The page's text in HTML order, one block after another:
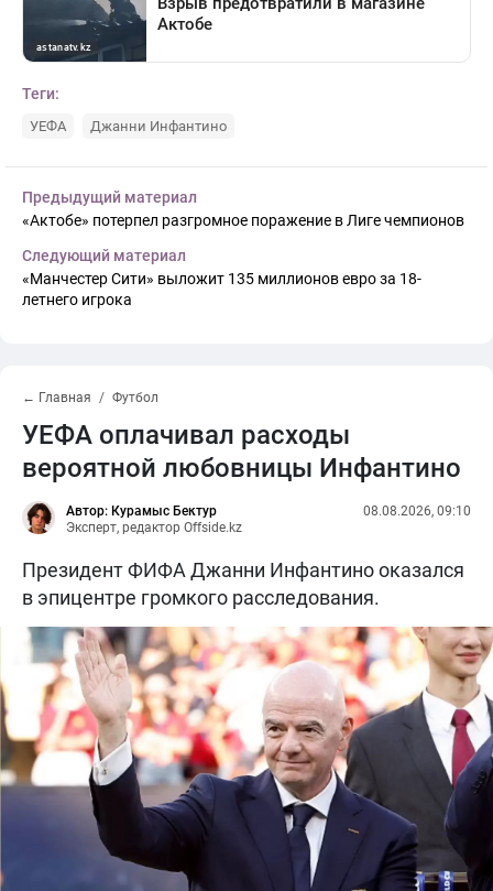
Теги:
УЕФА Джанни Инфантино
Предыдущий материал
«Актобе» потерпел разгромное поражение в Лиге чемпионов
Следующий материал
«Манчестер Сити» выложит 135 миллионов евро за 18-
летнего игрока
← Главная Футбол
УЕФА оплачивал расходы
вероятной любовницы Инфантино
Автор: Курамыс Бектур
Эксперт, редактор Offside.kz
08.08.2026, 09:10
Президент ФИФА Джанни Инфантино оказался
в эпицентре громкого расследования.